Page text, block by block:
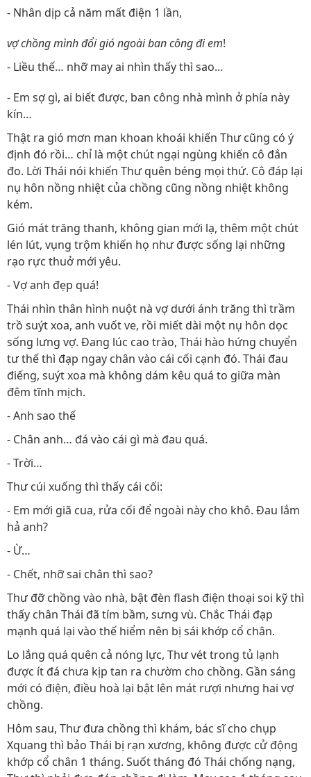
- Nhân dịp cả năm mất điện 1 lần,
vợ chồng mình đổi gió ngoài ban công đi em!
- Liều thế… nhỡ may ai nhìn thấy thì sao...
- Em sợ gì, ai biết được, ban công nhà mình ở phía này
kín…
Thật ra gió mơn man khoan khoái khiến Thư cũng có ý
định đó rồi… chỉ là một chút ngại ngùng khiến cô đắn
đo. Lời Thái nói khiến Thư quên béng mọi thứ. Cô đáp lại
nụ hôn nồng nhiệt của chồng cũng nồng nhiệt không
kém.
Gió mát trăng thanh, không gian mới lạ, thêm một chút
lén lút, vụng trộm khiến họ như được sống lại những
rạo rực thuở mới yêu.
- Vợ anh đẹp quá!
Thái nhìn thân hình nuột nà vợ dưới ánh trăng thì trầm
trồ suýt xoa, anh vuốt ve, rồi miết dài một nụ hôn dọc
sống lưng vợ. Đang lúc cao trào, Thái hào hứng chuyển
tư thế thì đạp ngay chân vào cái cối cạnh đó. Thái đau
điếng, suýt xoa mà không dám kêu quá to giữa màn
đêm tĩnh mịch.
- Anh sao thế
- Chân anh… đá vào cái gì mà đau quá.
- Trời…
Thư cúi xuống thì thấy cái cối:
- Em mới giã cua, rửa cối để ngoài này cho khô. Đau lắm
hả anh?
- Ừ…
- Chết, nhỡ sai chân thì sao?
Thư đỡ chồng vào nhà, bật đèn flash điện thoại soi kỹ thì
thấy chân Thái đã tím bầm, sưng vù. Chắc Thái đạp
mạnh quá lại vào thế hiểm nên bị sái khớp cổ chân.
Lo lắng quá quên cả nóng lực, Thư vét trong tủ lạnh
được ít đá chưa kịp tan ra chườm cho chồng. Gần sáng
mới có điện, điều hoà lại bật lên mát rượi nhưng hai vợ
chồng.
Hôm sau, Thư đưa chồng thì khám, bác sĩ cho chụp
Xquang thì bảo Thái bị rạn xương, không được cử động
khớp cổ chân 1 tháng. Suốt tháng đó Thái chống nạng,